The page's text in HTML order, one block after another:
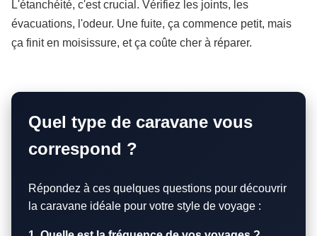
L'étanchéité, c'est crucial. Vérifiez les joints, les
évacuations, l'odeur. Une fuite, ça commence petit, mais
ça finit en moisissure, et ça coûte cher à réparer.
Quel type de caravane vous
correspond ?
Répondez à ces quelques questions pour découvrir
la caravane idéale pour votre style de voyage :